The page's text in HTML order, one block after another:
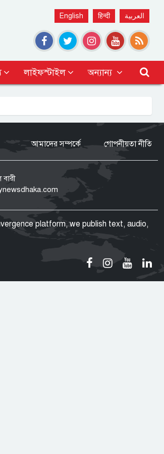
English हिन्दी العربية
লাইফস্টাইল অন্যান্য
আমাদের সম্পর্কে গোপনীয়তা নীতি
platform, we publish text, audio,